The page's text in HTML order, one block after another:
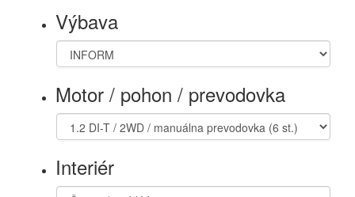
Výbava
Motor / pohon / prevodovka
Interiér